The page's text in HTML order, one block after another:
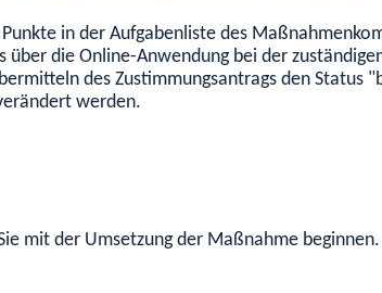
in der Aufgabenliste des
die Online-Anwendung bei der
des Zustimmungsantrags den Status
werden.
mit der Umsetzung der Maßnahme beginnen.